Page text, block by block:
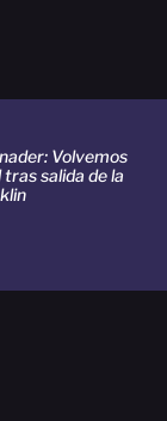
Volvemos
salida de la